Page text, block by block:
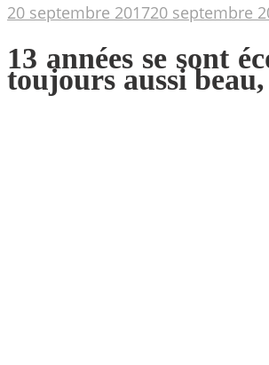
20 septembre 201720 septembre
13 années se sont
toujours aussi